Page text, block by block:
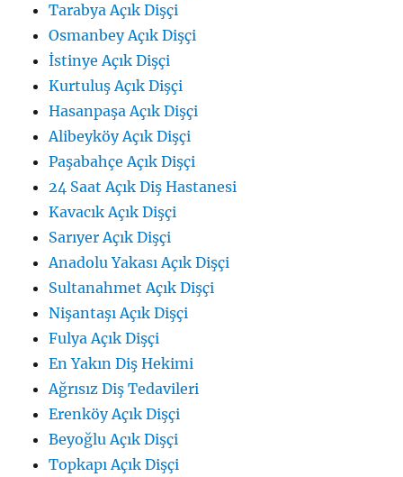
Tarabya Açık Dişçi
Osmanbey Açık Dişçi
İstinye Açık Dişçi
Kurtuluş Açık Dişçi
Hasanpaşa Açık Dişçi
Alibeyköy Açık Dişçi
Paşabahçe Açık Dişçi
24 Saat Açık Diş Hastanesi
Kavacık Açık Dişçi
Sarıyer Açık Dişçi
Anadolu Yakası Açık Dişçi
Sultanahmet Açık Dişçi
Nişantaşı Açık Dişçi
Fulya Açık Dişçi
En Yakın Diş Hekimi
Ağrısız Diş Tedavileri
Erenköy Açık Dişçi
Beyoğlu Açık Dişçi
Topkapı Açık Dişçi